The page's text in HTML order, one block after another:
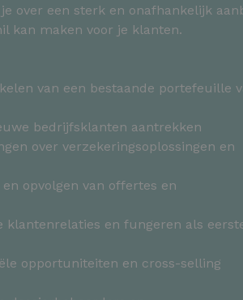
over een sterk en onafhankelijk
kan maken voor je klanten.
van een bestaande portefeuille
bedrijfsklanten aantrekken
over verzekeringsoplossingen en
opvolgen van offertes en
klantenrelaties en fungeren als
opportuniteiten en cross-selling